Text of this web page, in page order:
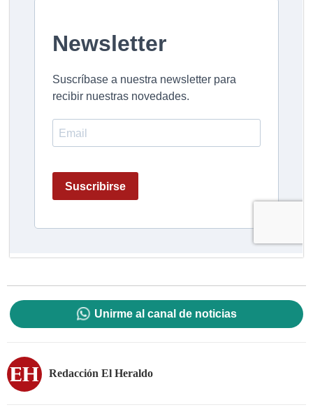
Unirme al canal de noticias
Redacción El Heraldo